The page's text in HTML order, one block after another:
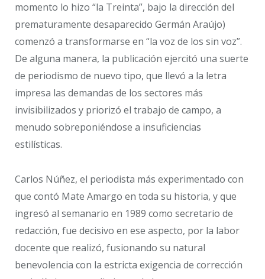
momento lo hizo “la Treinta”, bajo la dirección del
prematuramente desaparecido Germán Araújo)
comenzó a transformarse en “la voz de los sin voz”.
De alguna manera, la publicación ejercitó una suerte
de periodismo de nuevo tipo, que llevó a la letra
impresa las demandas de los sectores más
invisibilizados y priorizó el trabajo de campo, a
menudo sobreponiéndose a insuficiencias
estilísticas.
Carlos Núñez, el periodista más experimentado con
que contó Mate Amargo en toda su historia, y que
ingresó al semanario en 1989 como secretario de
redacción, fue decisivo en ese aspecto, por la labor
docente que realizó, fusionando su natural
benevolencia con la estricta exigencia de corrección